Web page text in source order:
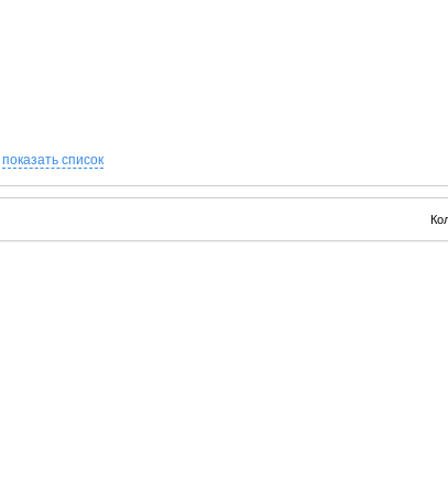
показать список